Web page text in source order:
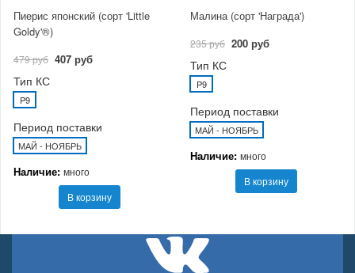
Пиерис японский (сорт 'Little
Goldy'®)
479 руб 407 руб
Тип КС
P9
Период поставки
МАЙ - НОЯБРЬ
Наличие: много
В корзину
Малина (сорт 'Награда')
235 руб 200 руб
Тип КС
P9
Период поставки
МАЙ - НОЯБРЬ
Наличие: много
В корзину